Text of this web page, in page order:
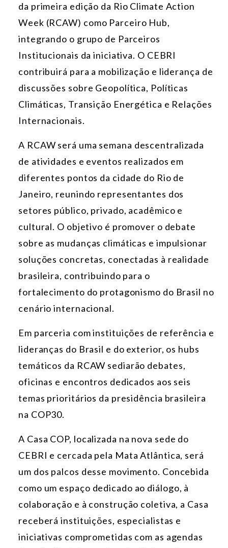
da primeira edição da Rio Climate Action
Week (RCAW) como Parceiro Hub,
integrando o grupo de Parceiros
Institucionais da iniciativa. O CEBRI
contribuirá para a mobilização e liderança de
discussões sobre Geopolítica, Políticas
Climáticas, Transição Energética e Relações
Internacionais.
A RCAW será uma semana descentralizada
de atividades e eventos realizados em
diferentes pontos da cidade do Rio de
Janeiro, reunindo representantes dos
setores público, privado, acadêmico e
cultural. O objetivo é promover o debate
sobre as mudanças climáticas e impulsionar
soluções concretas, conectadas à realidade
brasileira, contribuindo para o
fortalecimento do protagonismo do Brasil no
cenário internacional.
Em parceria com instituições de referência e
lideranças do Brasil e do exterior, os hubs
temáticos da RCAW sediarão debates,
oficinas e encontros dedicados aos seis
temas prioritários da presidência brasileira
na COP30.
A Casa COP, localizada na nova sede do
CEBRI e cercada pela Mata Atlântica, será
um dos palcos desse movimento. Concebida
como um espaço dedicado ao diálogo, à
colaboração e à construção coletiva, a Casa
receberá instituições, especialistas e
iniciativas comprometidas com as agendas